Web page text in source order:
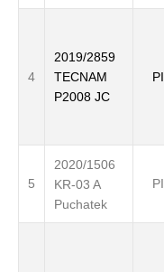
4
2019/2859
TECNAM
P2008 JC
PI
5
2020/1506
KR-03 A
Puchatek
PI